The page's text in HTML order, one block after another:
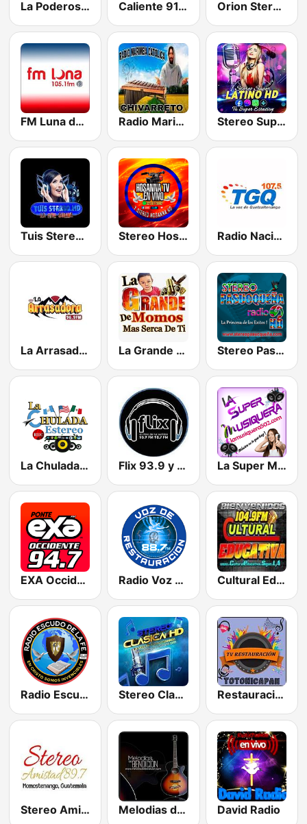
La Poderosa de Rancho Caliente 91.5 Sur Occidente Orion Stereo 102.7 FM
FM Luna de Xelaju 105.1 FM Radio Marimba Catolica Stereo Super Latino HD
Tuis Stereo HD Stereo Hosanna Radio Nacional TGQ
La Arrasadora La Grande de Momos Stereo Pasucqueña HD
La Chulada Estereo RDC Flix 93.9 y 98.7 La Super Musiquera 502 HD
EXA Occidente 94.7 FM Radio Voz de Restauracion TV Cultural Educativa Totonicapan
Radio Escudo de la Fe Stereo Clasica HD Restauracion Radio
Stereo Amistad Melodias de Bendicion David Radio